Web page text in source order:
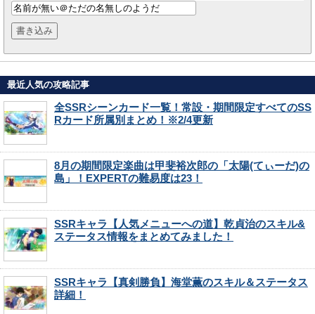
最近人気の攻略記事
全SSRシーンカード一覧！常設・期間限定すべてのSS
Rカード所属別まとめ！※2/4更新
8月の期間限定楽曲は甲斐裕次郎の「太陽(てぃーだ)の
島」！EXPERTの難易度は23！
SSRキャラ【人気メニューへの道】乾貞治のスキル&
ステータス情報をまとめてみました！
SSRキャラ【真剣勝負】海堂薫のスキル＆ステータス
詳細！